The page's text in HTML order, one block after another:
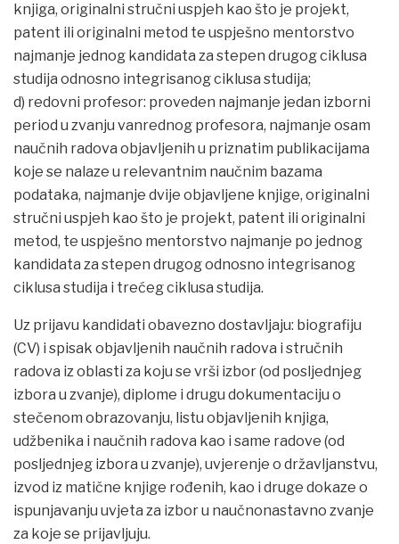
knjiga, originalni stručni uspjeh kao što je projekt,
patent ili originalni metod te uspješno mentorstvo
najmanje jednog kandidata za stepen drugog ciklusa
studija odnosno integrisanog ciklusa studija;
d) redovni profesor: proveden najmanje jedan izborni
period u zvanju vanrednog profesora, najmanje osam
naučnih radova objavljenih u priznatim publikacijama
koje se nalaze u relevantnim naučnim bazama
podataka, najmanje dvije objavljene knjige, originalni
stručni uspjeh kao što je projekt, patent ili originalni
metod, te uspješno mentorstvo najmanje po jednog
kandidata za stepen drugog odnosno integrisanog
ciklusa studija i trećeg ciklusa studija.
Uz prijavu kandidati obavezno dostavljaju: biografiju
(CV) i spisak objavljenih naučnih radova i stručnih
radova iz oblasti za koju se vrši izbor (od posljednjeg
izbora u zvanje), diplome i drugu dokumentaciju o
stečenom obrazovanju, listu objavljenih knjiga,
udžbenika i naučnih radova kao i same radove (od
posljednjeg izbora u zvanje), uvjerenje o državljanstvu,
izvod iz matične knjige rođenih, kao i druge dokaze o
ispunjavanju uvjeta za izbor u naučnonastavno zvanje
za koje se prijavljuju.